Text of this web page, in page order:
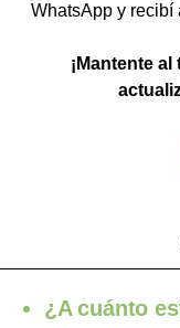
WhatsApp y recibí
¡Mantente
¿A cuánto